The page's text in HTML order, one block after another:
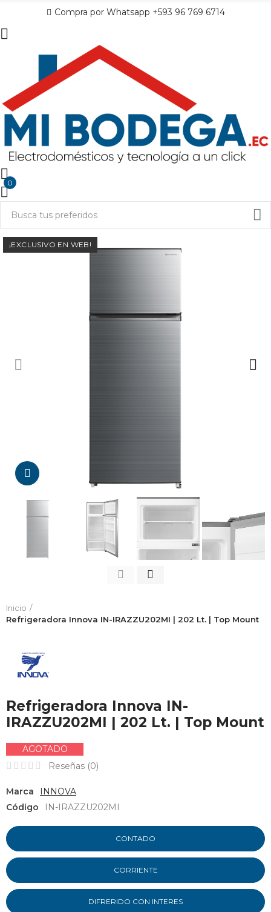
Compra por Whatsapp +593 96 769 6714
0
¡EXCLUSIVO EN WEB!
Inicio
Refrigeradora Innova IN-IRAZZU202MI | 202 Lt. | Top Mount
Refrigeradora Innova IN-
IRAZZU202MI | 202 Lt. | Top Mount
AGOTADO
Reseñas (0)
Marca
INNOVA
Código
IN-IRAZZU202MI
CONTADO
CORRIENTE
DIFRERIDO CON INTERES